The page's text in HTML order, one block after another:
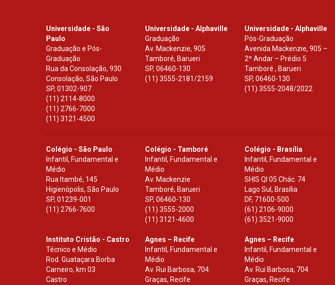
Universidade - São
Paulo
Graduação e Pós-
Graduação
Rua da Consolação, 930
Consolação, São Paulo
SP, 01302-907
(11) 2114-8000
(11) 2766-7000
(11) 3121-4500
Universidade - Alphaville
Graduação
Av. Mackenzie, 905
Tamboré, Barueri
SP,06460-130
(11) 3555-2181/2159
Universidade - Alphaville
Pós-Graduação
Avenida Mackenzie, 905 –
2º Andar – Prédio 5
Tamboré , Barueri
SP, 06460-130
(11) 3555-2048/2022.
Colégio - São Paulo
Infantil, Fundamental e
Médio
Rua Itambé, 145
Higienópolis, São Paulo
SP, 01239-001
(11) 2766-7600
Colégio - Tamboré
Infantil, Fundamental e
Médio
Av. Mackenzie
Tamboré, Barueri
SP,06460-130
(11) 3555-2000
(11) 3121-4600
Colégio - Brasília
Infantil, Fundamental e
Médio
SHIS Ql 05 Chác. 74
Lago Sul, Brasília
DF, 71600-500
(61) 2106-9000
(61) 3521-9000
Instituto Cristão - Castro
Técnico e Médio
Rod. Guataçara Borba
Carneiro, km 03
Castro
Agnes – Recife
Infantil, Fundamental e
Médio
Av. Rui Barbosa, 704
Graças, Recife
Agnes – Recife
Infantil, Fundamental e
Médio
Av. Rui Barbosa, 704
Graças, Recife